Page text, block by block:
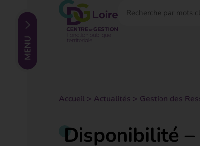
Accueil> Actualités > Gestion des
Disponibilité